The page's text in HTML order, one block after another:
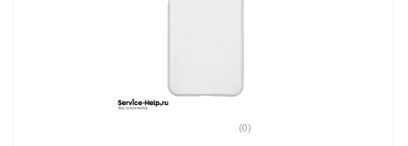
(0)